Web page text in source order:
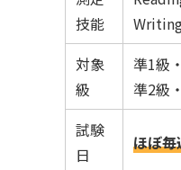
技能
対象
級
準1級
準2級
試験
日
ほぼ毎